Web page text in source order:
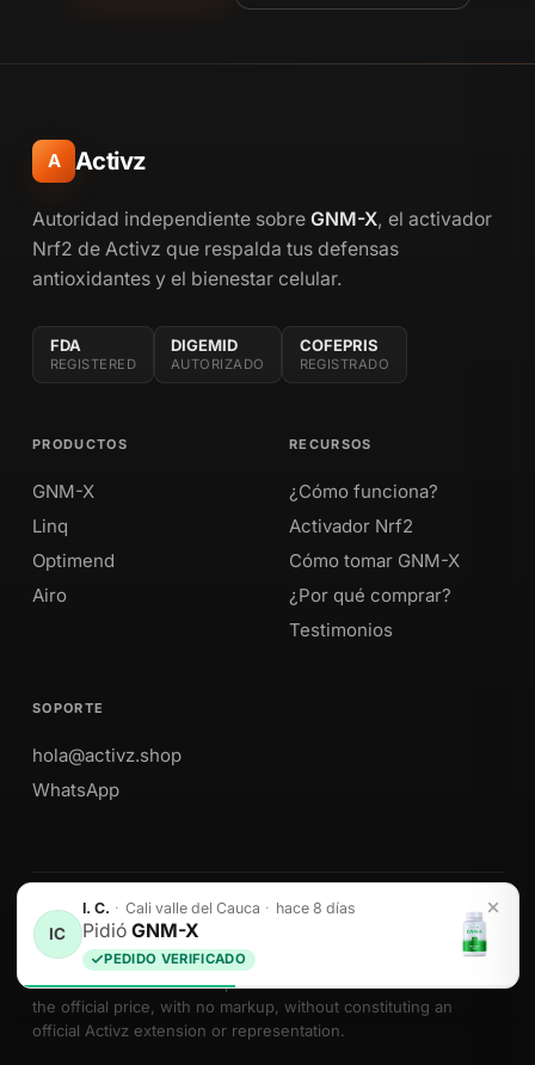
IC
I. C. · Cali valle del Cauca · hace 8 días
Pidió GNM-X
PEDIDO VERIFICADO
A Activz
Autoridad independiente sobre GNM-X, el activador
Nrf2 de Activz que respalda tus defensas
antioxidantes y el bienestar celular.
FDA
REGISTERED
DIGEMID
AUTORIZADO
COFEPRIS
REGISTRADO
PRODUCTOS
GNM-X
Linq
Optimend
Airo
RECURSOS
¿Cómo funciona?
Activador Nrf2
Cómo tomar GNM-X
¿Por qué comprar?
Testimonios
SOPORTE
hola@activz.shop
WhatsApp
Envíos a Perú · México · EE. UU. · Colombia · Ecuador
We sell Activz Global LLC products as authorized distributors at
the official price, with no markup, without constituting an
official Activz extension or representation.